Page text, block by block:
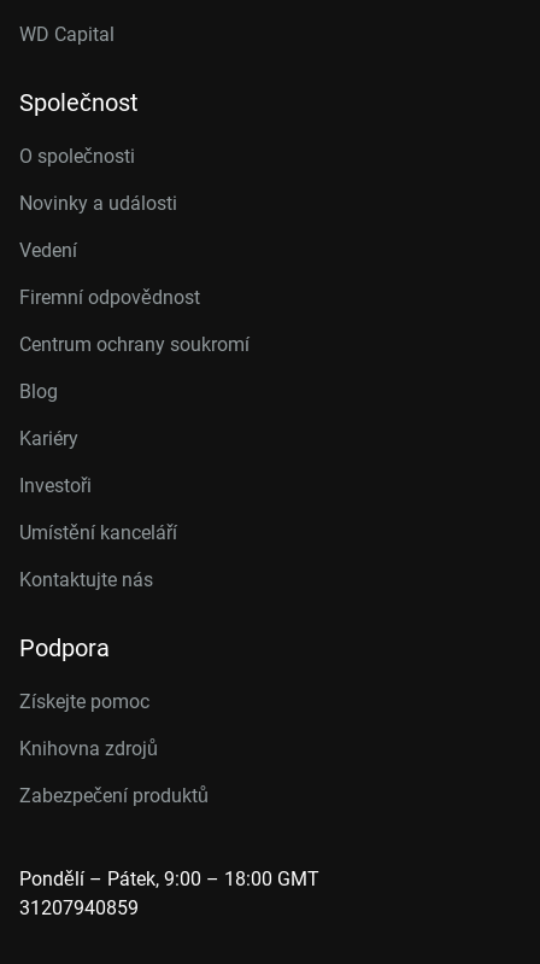
WD Capital
Společnost
O společnosti
Novinky a události
Vedení
Firemní odpovědnost
Centrum ochrany soukromí
Blog
Kariéry
Investoři
Umístění kanceláří
Kontaktujte nás
Podpora
Získejte pomoc
Knihovna zdrojů
Zabezpečení produktů
Pondělí – Pátek, 9:00 – 18:00 GMT
31207940859